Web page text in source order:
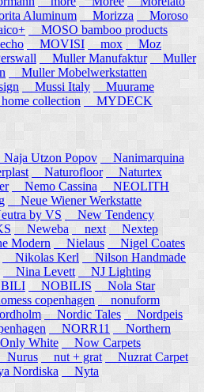
Aluminum Morizza
Moroso
MOSO bamboo products
MOVISI mox
Moz
Muller Manufaktur
Muller
Muller Mobelwerkstatten
Mussi Italy
Muurame
collection
MYDECK
Utzon Popov
Nanimarquina
Naturofloor
Naturtex
Nemo Cassina
NEOLITH
Neue Wiener Werkstatte
by VS
New Tendency
Neweba next
Nextep
Modern Nielaus
Nigel Coates
Nikolas Kerl
Nilson Handmade
Nina Levett
NJ Lighting
NOBILIS
Nola Star
copenhagen
nonuform
Nordic Tales
Nordpeis
NORR11
Northern
White
Now Carpets
Nurus nut + grat
Nuzrat Carpet
Nordiska Nyta